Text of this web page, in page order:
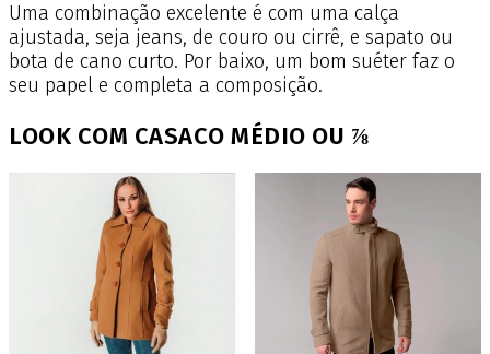
Uma combinação excelente é com uma calça
ajustada, seja jeans, de couro ou cirrê, e sapato ou
bota de cano curto. Por baixo, um bom suéter faz o
seu papel e completa a composição.
LOOK COM CASACO MÉDIO OU ⅞